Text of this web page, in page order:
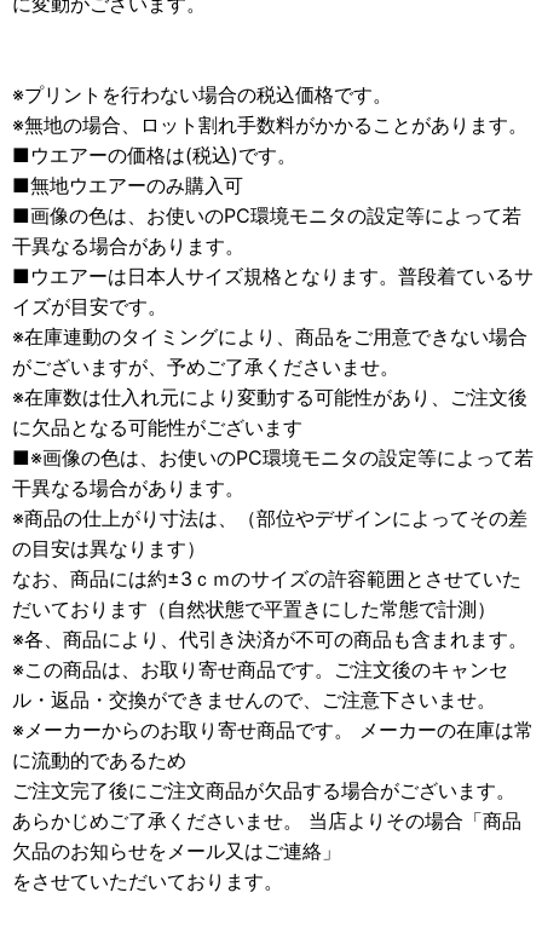
※プリントを行わない場合の税込価格です。
※無地の場合、ロット割れ手数料がかかることがあります。
■ウエアーの価格は(税込)です。
■無地ウエアーのみ購入可
■画像の色は、お使いのPC環境モニタの設定等によって若
干異なる場合があります。
■ウエアーは日本人サイズ規格となります。普段着ているサ
イズが目安です。
※在庫連動のタイミングにより、商品をご用意できない場合
がございますが、予めご了承くださいませ。
※在庫数は仕入れ元により変動する可能性があり、ご注文後
に欠品となる可能性がございます
■※画像の色は、お使いのPC環境モニタの設定等によって若
干異なる場合があります。
※商品の仕上がり寸法は、（部位やデザインによってその差
の目安は異なります）
なお、商品には約±3ｃｍのサイズの許容範囲とさせていた
だいております（自然状態で平置きにした常態で計測）
※各、商品により、代引き決済が不可の商品も含まれます。
※この商品は、お取り寄せ商品です。ご注文後のキャンセ
ル・返品・交換ができませんので、ご注意下さいませ。
※メーカーからのお取り寄せ商品です。 メーカーの在庫は常
に流動的であるため
ご注文完了後にご注文商品が欠品する場合がございます。
あらかじめご了承くださいませ。 当店よりその場合「商品
欠品のお知らせをメール又はご連絡」
をさせていただいております。